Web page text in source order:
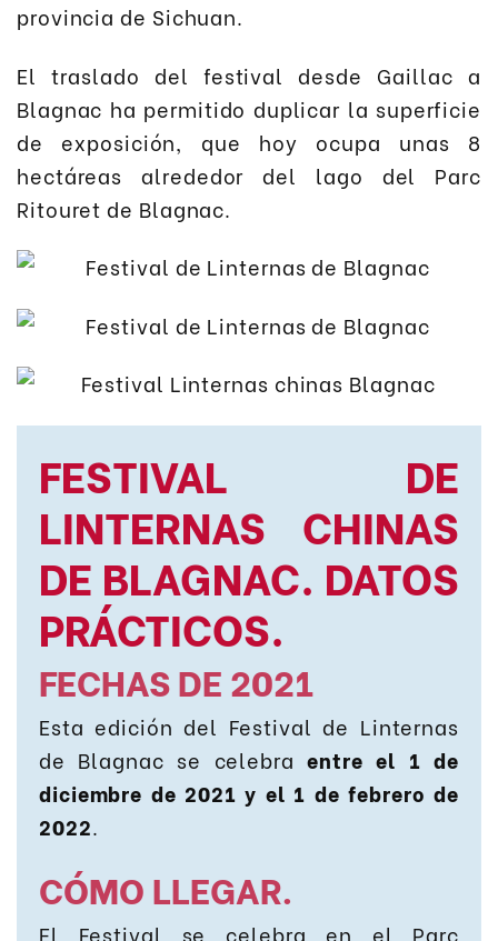
provincia de Sichuan.
El traslado del festival desde Gaillac a
Blagnac ha permitido duplicar la superficie
de exposición, que hoy ocupa unas 8
hectáreas alrededor del lago del Parc
Ritouret de Blagnac.
FESTIVAL DE
LINTERNAS CHINAS
DE BLAGNAC. DATOS
PRÁCTICOS.
FECHAS DE 2021
Esta edición del Festival de Linternas
de Blagnac se celebraentre el 1 de
diciembre de 2021 y el 1 de febrero de
2022.
CÓMO LLEGAR.
El Festival se celebra en el Parc